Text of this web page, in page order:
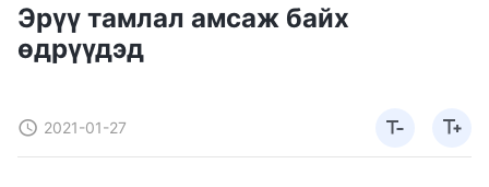
Эрүү тамлал амсаж байх
өдрүүдэд
2021-01-27